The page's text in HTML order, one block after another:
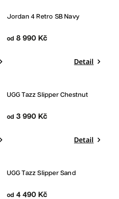
Jordan 4 Retro SB Navy
od 8 990 Kč
Detail
UGG Tazz Slipper Chestnut
od 3 990 Kč
Detail
UGG Tazz Slipper Sand
od 4 490 Kč